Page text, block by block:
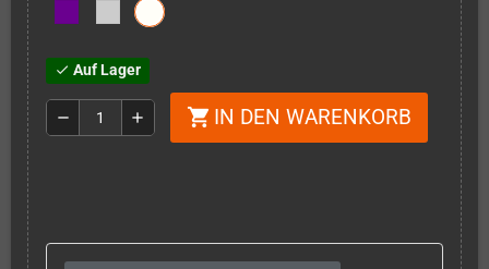
check Auf Lager
remove add shopping_cart IN DEN WARENKORB